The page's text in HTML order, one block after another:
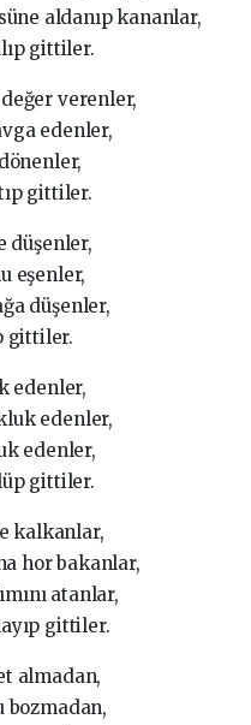
aldanıp kananlar,
gittiler.
verenler,
edenler,
gittiler.
düşenler,
eşenler,
düşenler,
gittiler.
edenler,
edenler,
edenler,
gittiler.
kalkanlar,
hor bakanlar,
atanlar,
gittiler.
almadan,
bozmadan,